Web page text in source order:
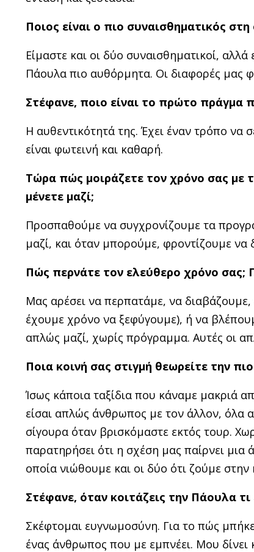
Ποιος είναι ο πιο συναισθηματικός
Είμαστε και οι δύο συναισθηματικοί,
Πάουλα πιο αυθόρμητα. Οι διαφορές μας
Στέφανε, ποιο είναι το πρώτο πράγμα
Η αυθεντικότητά της. Έχει έναν τρόπο να
είναι φωτεινή και καθαρή.
Τώρα πώς μοιράζετε τον χρόνο σας με
μένετε μαζί;
Προσπαθούμε να συγχρονίζουμε τα
μαζί, και όταν μπορούμε, φροντίζουμε να
Πώς περνάτε τον ελεύθερο χρόνο σας;
Μας αρέσει να περπατάμε, να
έχουμε χρόνο να ξεφύγουμε), ή να
απλώς μαζί, χωρίς πρόγραμμα. Αυτές οι
Ποια κοινή σας στιγμή θεωρείτε την
Ίσως κάποια ταξίδια που κάναμε μακριά
είσαι απλώς άνθρωπος με τον άλλον, όλα
σίγουρα όταν βρισκόμαστε εκτός τουρ.
παρατηρήσει ότι η σχέση μας παίρνει
οποία νιώθουμε και οι δύο ότι ζούμε
Στέφανε, όταν κοιτάζεις την Πάουλα
Σκέφτομαι ευγνωμοσύνη. Για το πώς
ένας άνθρωπος που με εμπνέει. Μου